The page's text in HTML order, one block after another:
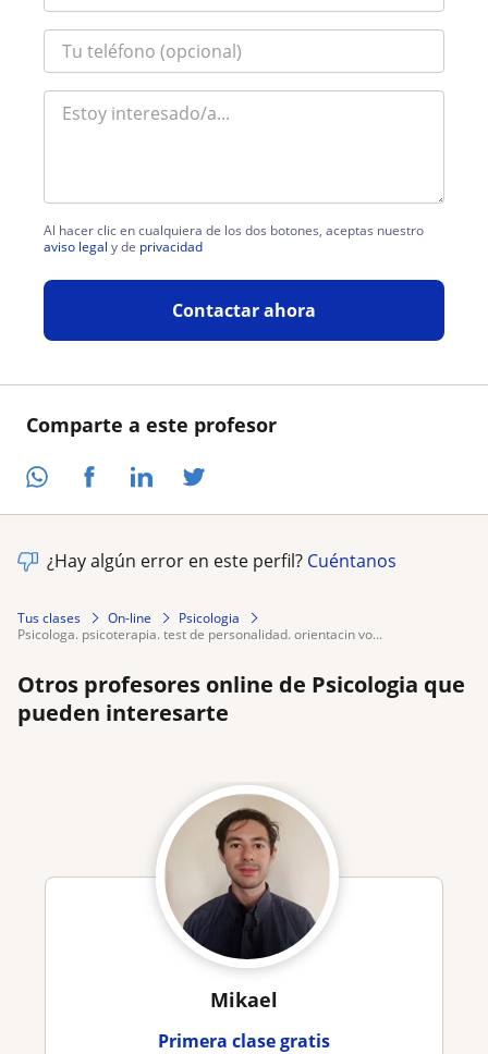
Comparte a este profesor
Al hacer clic en cualquiera de los dos botones, aceptas nuestro
aviso legal y de privacidad
Contactar ahora
¿Hay algún error en este perfil? Cuéntanos
Tus clases On-line
Psicologia
psicologa. psicoterapia. test de personalidad. orientacin vo...
Otros profesores online de Psicologia que
pueden interesarte
Mikael
Primera clase gratis